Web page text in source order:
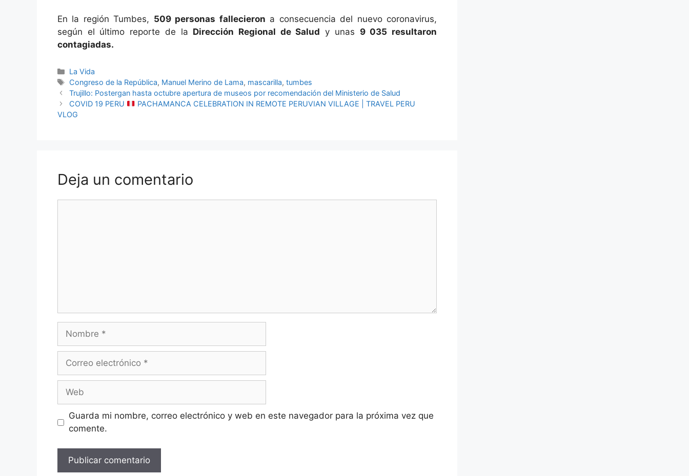
En la región Tumbes, 509 personas fallecieron a consecuencia del nuevo coronavirus,
según el último reporte de la Dirección Regional de Salud y unas 9 035 resultaron
contagiadas.
Categorías
La Vida
Etiquetas
Congreso de la República, Manuel Merino de Lama, mascarilla,tumbes
Trujillo: Postergan hasta octubre apertura de museos por recomendación del Ministerio de Salud
COVID 19 PERU
PACHAMANCA CELEBRATION IN REMOTE PERUVIAN VILLAGE | TRAVEL PERU
VLOG
Deja un comentario
Nombre
Correo
Web
Guarda mi nombre, correo electrónico y web en este navegador para la próxima vez que
comente.